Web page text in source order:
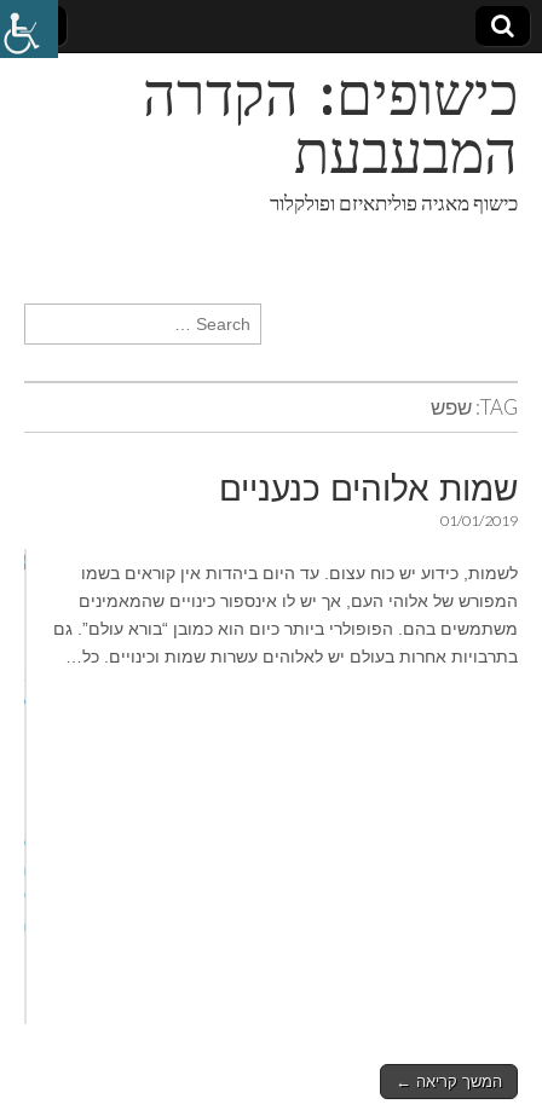
כישופים: הקדרה
המבעבעת
כישוף מאגיה פוליתאיזם ופולקלור
Search for:
TAG: שפש
שמות אלוהים כנעניים
01/01/2019
לשמות, כידוע יש כוח עצום. עד היום ביהדות אין קוראים בשמו
המפורש של אלוהי העם, אך יש לו אינספור כינויים שהמאמינים
משתמשים בהם. הפופולרי ביותר כיום הוא כמובן “בורא עולם”. גם
בתרבויות אחרות בעולם יש לאלוהים עשרות שמות וכינויים. כל…
המשך קריאה ←